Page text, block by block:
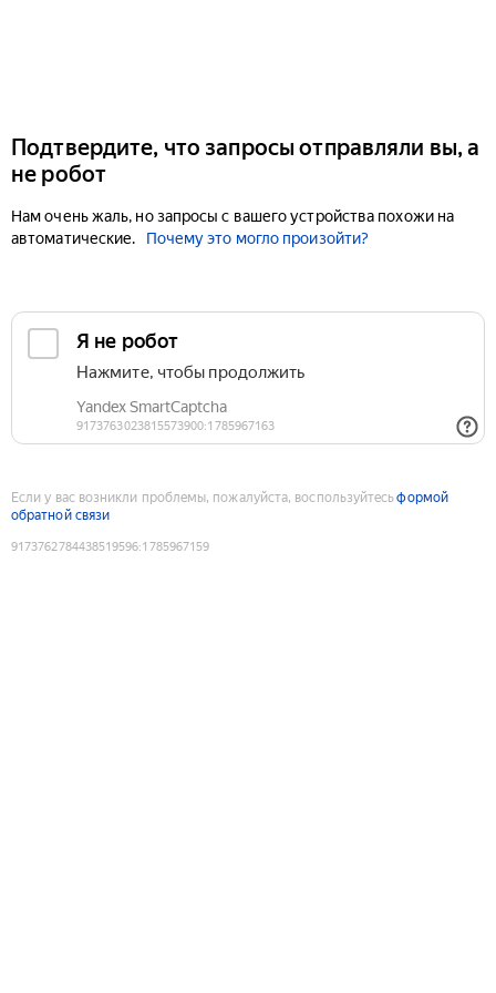
Подтвердите, что запросы отправляли вы, а
не робот
Нам очень жаль, но запросы с вашего устройства похожи на
автоматические.
Почему это могло произойти?
Если у вас возникли проблемы, пожалуйста, воспользуйтесьформой
обратной связи
9173762784438519596:1785967159